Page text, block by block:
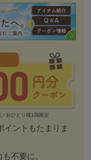
おひとり様1回限定
イントもたまりま
不要に。